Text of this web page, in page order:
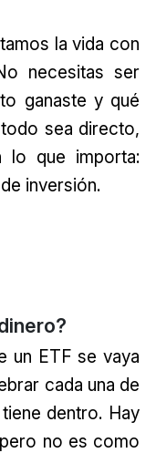
la vida con
necesitas ser
ganaste y qué
sea directo,
lo que importa:
inversión.
un ETF se vaya
cada una de
dentro. Hay
no es como